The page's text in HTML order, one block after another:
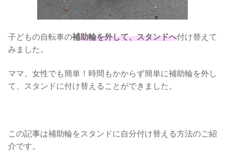
子どもの自転車の補助輪を外して、スタンドへ付け替えて
みました。
ママ、女性でも簡単！時間もかからず簡単に補助輪を外し
て、スタンドに付け替えることができました。
この記事は補助輪をスタンドに自分付け替える方法のご紹
介です。